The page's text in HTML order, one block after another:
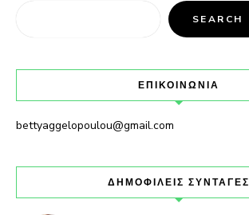
SEARCH
ΕΠΙΚΟΙΝΩΝΙΑ
bettyaggelopoulou@gmail.com
ΔΗΜΟΦΙΛΕΙΣ ΣΥΝΤΑΓΕΣ